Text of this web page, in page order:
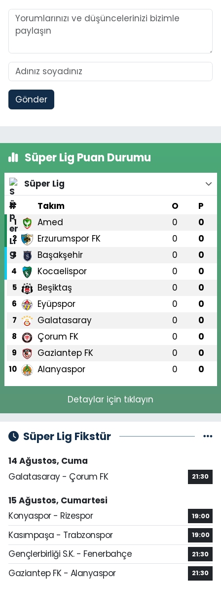
Gönder
Süper Lig Puan Durumu
Süper Lig
#
Takım O P
1 Amed 0 0
2 Erzurumspor FK 0 0
3 Başakşehir 0 0
4 Kocaelispor 0 0
5 Beşiktaş 0 0
6 Eyüpspor 0 0
7 Galatasaray 0 0
8 Çorum FK 0 0
9 Gaziantep FK 0 0
10 Alanyaspor 0 0
Detaylar için tıklayın
Süper Lig Fikstür
14 Ağustos, Cuma
Galatasaray - Çorum FK
21:30
15 Ağustos, Cumartesi
Konyaspor - Rizespor
19:00
Kasımpaşa - Trabzonspor 19:00
Gençlerbirliği S.K. - Fenerbahçe 21:30
Gaziantep FK - Alanyaspor 21:30